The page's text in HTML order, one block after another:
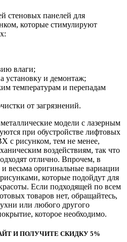
стеновых панелей для
которые стимулируют
влаги;
установку и демонтаж;
температурам и перепадам
от загрязнений.
модели с лазерным
при обустройстве лифтовых
с рисунком, тем не менее,
воздействиям, так что
отлично. Впрочем, в
весьма оригинальные вариации
которые подойдут для
Если подходящей по всем
товаров нет, обращайтесь,
или любого другого
которое необходимо.
И ПОЛУЧИТЕ СКИДКУ 5%